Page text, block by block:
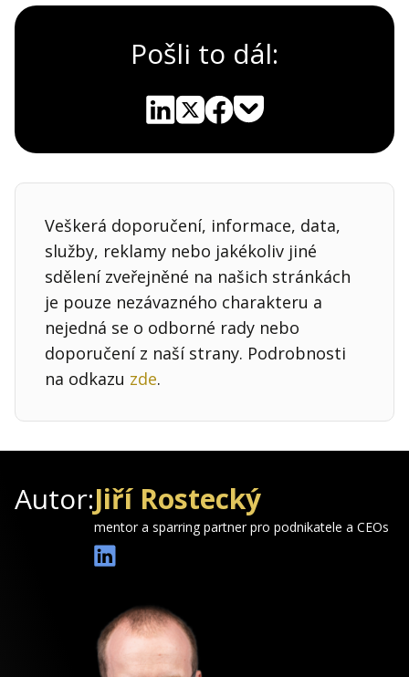
Pošli to dál:
Veškerá doporučení, informace, data,
služby, reklamy nebo jakékoliv jiné
sdělení zveřejněné na našich stránkách
je pouze nezávazného charakteru a
nejedná se o odborné rady nebo
doporučení z naší strany. Podrobnosti
na odkazu zde.
Autor:Jiří Rostecký
mentor a sparring partner pro podnikatele a CEOs